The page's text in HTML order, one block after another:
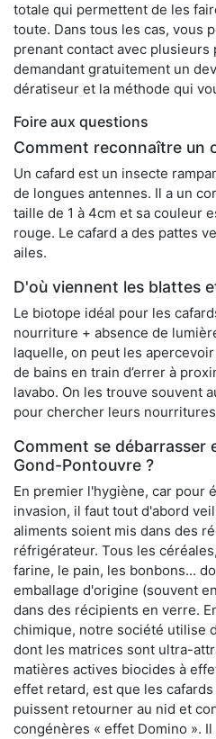
totale qui permettent de les
toute. Dans tous les cas, vous
prenant contact avec
demandant gratuitement un
dératiseur et la méthode qui
Foire aux questions
Comment reconnaître un
Un cafard est un insecte
de longues antennes. Il a un
taille de 1 à 4cm et sa couleur
rouge. Le cafard a des pattes
ailes.
D'où viennent les blattes
Le biotope idéal pour les
nourriture + absence de
laquelle, on peut les
de bains en train d’errer à
lavabo. On les trouve souvent
pour chercher leurs
Comment se débarrasser
Gond-Pontouvre ?
En premier l'hygiène, car pour
invasion, il faut tout d'abord
aliments soient mis dans des
réfrigérateur. Tous les
farine, le pain, les bonbons...
emballage d'origine (souvent
dans des récipients en verre.
chimique, notre société utilise
dont les matrices sont ultra-
matières actives biocides à
effet retard, est que les
puissent retourner au nid et
congénères « effet Domino ».